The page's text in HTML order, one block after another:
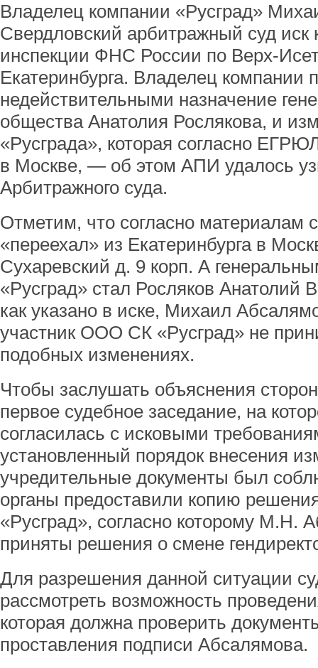
Владелец компании «Русград»
Свердловский арбитражный суд
инспекции ФНС России по Верх-
Екатеринбурга. Владелец компании
недействительными назначение
общества Анатолия Рослякова, и
«Русграда», которая согласно
в Москве, — об этом АПИ удалось
Арбитражного суда.
Отметим, что согласно материалам
«переехал» из Екатеринбурга в
Сухаревский д. 9 корп. А
«Русград» стал Росляков Анатолий
как указано в иске, Михаил
участник ООО СК «Русград» не
подобных изменениях.
Чтобы заслушать объяснения
первое судебное заседание, на
согласилась с исковыми
установленный порядок внесения
учредительные документы был
органы предоставили копию
«Русград», согласно которому М.Н.
приняты решения о смене
Для разрешения данной ситуации
рассмотреть возможность
которая должна проверить
проставления подписи Абсалямова.